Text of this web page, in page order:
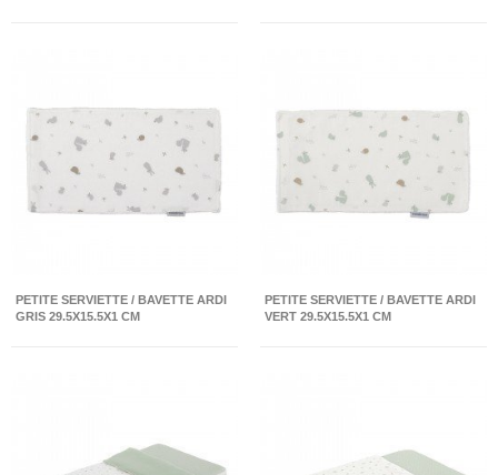
PETITE SERVIETTE / BAVETTE ARDI
GRIS 29.5X15.5X1 CM
PETITE SERVIETTE / BAVETTE ARDI
VERT 29.5X15.5X1 CM